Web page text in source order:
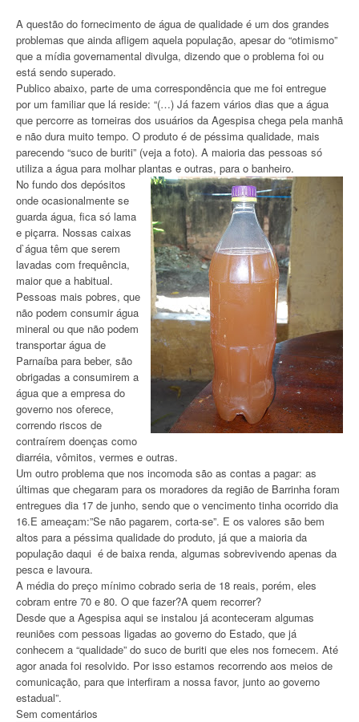
A questão do fornecimento de água de qualidade é um dos grandes
problemas que ainda afligem aquela população, apesar do “otimismo”
que a mídia governamental divulga, dizendo que o problema foi ou
está sendo superado.
Publico abaixo, parte de uma correspondência que me foi entregue
por um familiar que lá reside: “(…) Já fazem vários dias que a água
que percorre as torneiras dos usuários da Agespisa chega pela manhã
e não dura muito tempo. O produto é de péssima qualidade, mais
parecendo “suco de buriti” (veja a foto). A maioria das pessoas só
utiliza a água para molhar plantas e outras, para o banheiro.
No fundo dos depósitos
onde ocasionalmente se
guarda água, fica só lama
e piçarra. Nossas caixas
d`água têm que serem
lavadas com frequência,
maior que a habitual.
Pessoas mais pobres, que
não podem consumir água
mineral ou que não podem
transportar água de
Parnaíba para beber, são
obrigadas a consumirem a
água que a empresa do
governo nos oferece,
correndo riscos de
contraírem doenças como
diarréia, vômitos, vermes e outras.
Um outro problema que nos incomoda são as contas a pagar: as
últimas que chegaram para os moradores da região de Barrinha foram
entregues dia 17 de junho, sendo que o vencimento tinha ocorrido dia
16.E ameaçam:”Se não pagarem, corta-se”. E os valores são bem
altos para a péssima qualidade do produto, já que a maioria da
população daqui é de baixa renda, algumas sobrevivendo apenas da
pesca e lavoura.
A média do preço mínimo cobrado seria de 18 reais, porém, eles
cobram entre 70 e 80. O que fazer?A quem recorrer?
Desde que a Agespisa aqui se instalou já aconteceram algumas
reuniões com pessoas ligadas ao governo do Estado, que já
conhecem a “qualidade” do suco de buriti que eles nos fornecem. Até
agor anada foi resolvido. Por isso estamos recorrendo aos meios de
comunicação, para que interfiram a nossa favor, junto ao governo
estadual”.
Sem comentários